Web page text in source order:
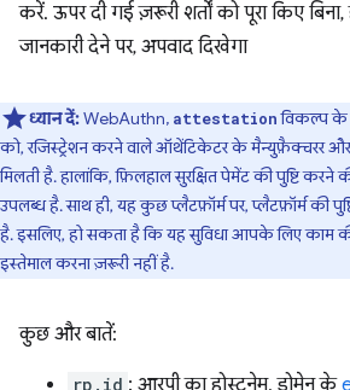
करें. ऊपर दी गई ज़रूरी शर्तों को पूरा किए
जानकारी देने पर, अपवाद दिखेगा
ध्यान दें:WebAuthn, attestationविकल्प के
को, रजिस्ट्रेशन करने वाले ऑथेंटिकेटर के मैन्युफ़ैक्चरर
मिलती है. हालांकि, फ़िलहाल सुरक्षित पेमेंट की पुष्टि करने
उपलब्ध है. साथ ही, यह कुछ प्लैटफ़ॉर्म पर, प्लैटफ़ॉर्म की
है. इसलिए, हो सकता है कि यह सुविधा आपके लिए काम
इस्तेमाल करना ज़रूरी नहीं है.
कुछ और बातें:
rp.id